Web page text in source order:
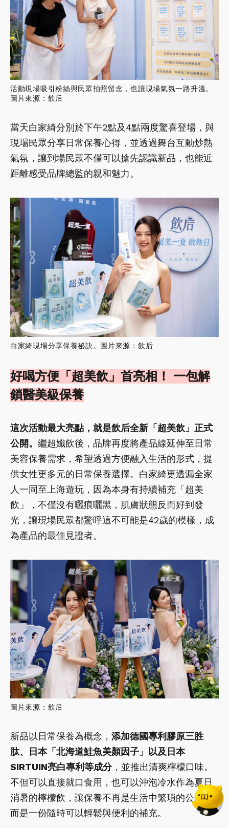
活動現場吸引粉絲與民眾拍照留念，也讓現場氣氛一路升溫。
圖片來源：飲后
當天白家綺分別於下午2點及4點兩度驚喜登場，與
現場民眾分享日常保養心得，並透過舞台互動炒熱
氣氛，讓到場民眾不僅可以搶先認識新品，也能近
距離感受品牌總監的親和魅力。
白家綺現場分享保養祕訣。圖片來源：飲后
好喝方便「超美飲」首亮相！ 一包解
鎖醫美級保養
這次活動最大亮點，就是飲后全新「超美飲」正式
公開。 繼超孅飲後，品牌再度將產品線延伸至日常
美容保養需求，希望透過方便融入生活的形式，提
供女性更多元的日常保養選擇。白家綺更透漏全家
人一同至上海遊玩，因為本身有持續補充「超美
飲」，不僅沒有曬痕曬黑，肌膚狀態反而好到發
光，讓現場民眾都驚呼這不可能是42歲的模樣，成
為產品的最佳見證者。
圖片來源：飲后
新品以日常保養為概念， 添加德國專利膠原三胜
肽、日本「北海道鮭魚美顏因子」以及日本
SIRTUIN亮白專利等成分，並推出清爽檸檬口味。
不但可以直接就口食用，也可以沖泡冷水作為夏日
消暑的檸檬飲，讓保養不再是生活中繁瑣的公事，
而是一份隨時可以輕鬆與便利的補充。